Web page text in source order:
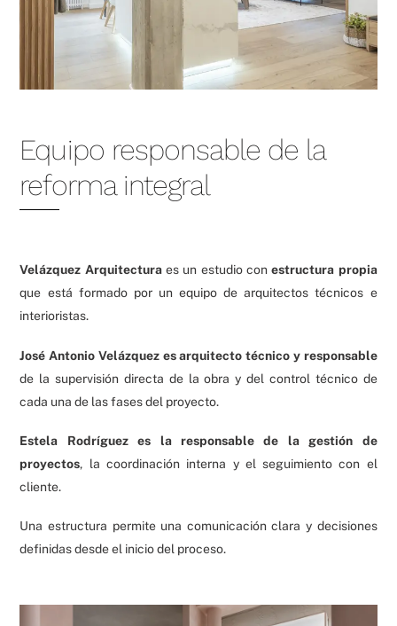
Equipo responsable de la
reforma integral
Velázquez Arquitecturaes un estudio conestructura propia
que está formado por un equipo de arquitectos técnicos e
interioristas.
José Antonio Velázquez es arquitecto técnico y responsable
de la supervisión directa de la obra y del control técnico de
cada una de las fases del proyecto.
Estela Rodríguez es la responsable de la gestión de
proyectos, la coordinación interna y el seguimiento con el
cliente.
Una estructura permite una comunicación clara y decisiones
definidas desde el inicio del proceso.